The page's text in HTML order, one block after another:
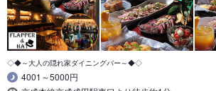
◇◆～大人の隠れ家ダイニングバー～◆◇
4001～5000円